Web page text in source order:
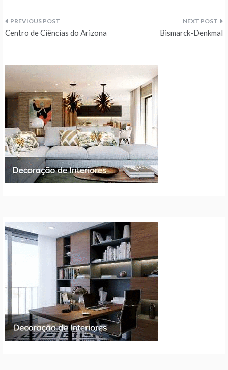
Navegação
artigos
Centro de Ciências do Arizona Bismarck-Denkmal